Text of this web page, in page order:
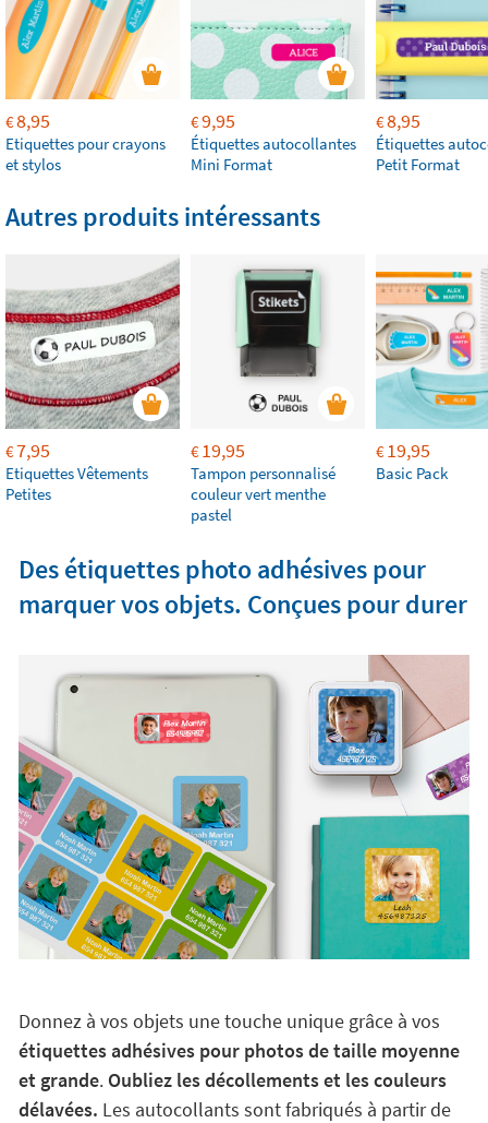
€8,95
Etiquettes pour crayons
et stylos
€9,95
Étiquettes autocollantes
Mini Format
€8,95
Étiquettes
Petit Format
Autres produits intéressants
€7,95
Etiquettes Vêtements
Petites
€19,95
Tampon personnalisé
couleur vert menthe
pastel
€19,95
Basic Pack
Des étiquettes photo adhésives pour
marquer vos objets. Conçues pour durer
Donnez à vos objets une touche unique grâce à vos
étiquettes adhésives pour photos de taille moyenne
et grande. Oubliez les décollements et les couleurs
délavées. Les autocollants sont fabriqués à partir de